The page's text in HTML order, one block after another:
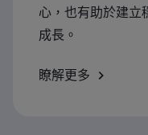
心，也有助於建立
成長。
瞭解更多